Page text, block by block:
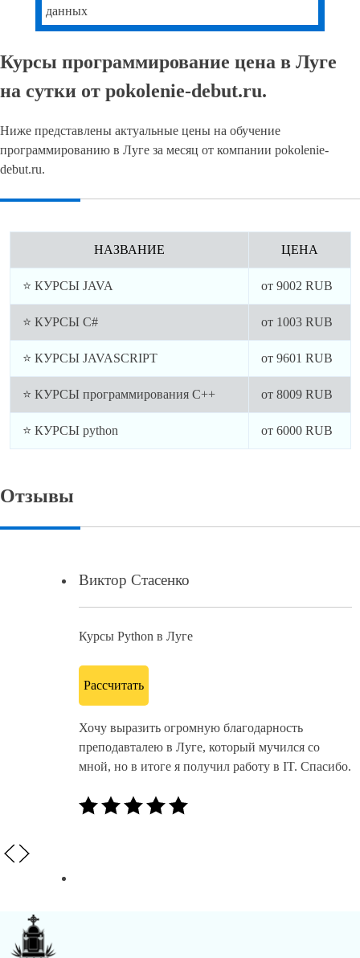
данных
Курсы программирование цена в Луге
на сутки от pokolenie-debut.ru.
Ниже представлены актуальные цены на обучение
программированию в Луге за месяц от компании pokolenie-
debut.ru.
НАЗВАНИЕ ЦЕНА
⭐ КУРСЫ JAVA от 9002 RUB
⭐ КУРСЫ C# от 1003 RUB
⭐ КУРСЫ JAVASCRIPT от 9601 RUB
⭐ КУРСЫ программирования C++ от 8009 RUB
⭐ КУРСЫ python от 6000 RUB
Отзывы
Виктор Стасенко
Курсы Python в Луге
Рассчитать
Хочу выразить огромную благодарность
преподавталею в Луге, который мучился со
мной, но в итоге я получил работу в IT. Спасибо.